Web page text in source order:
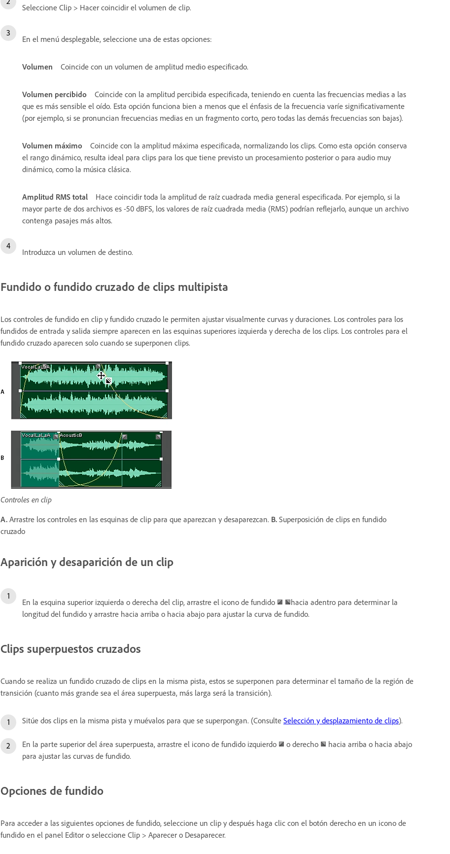
Seleccione Clip > Hacer coincidir el volumen de clip.
En el menú desplegable, seleccione una de estas opciones:
Volumen Coincide con un volumen de amplitud medio especificado.
Volumen percibido
Coincide con la amplitud percibida especificada, teniendo en cuenta las frecuencias medias a las
que es más sensible el oído. Esta opción funciona bien a menos que el énfasis de la frecuencia varíe significativamente
(por ejemplo, si se pronuncian frecuencias medias en un fragmento corto, pero todas las demás frecuencias son bajas).
Volumen máximo
Coincide con la amplitud máxima especificada, normalizando los clips. Como esta opción conserva
el rango dinámico, resulta ideal para clips para los que tiene previsto un procesamiento posterior o para audio muy
dinámico, como la música clásica.
Amplitud RMS total
Hace coincidir toda la amplitud de raíz cuadrada media general especificada. Por ejemplo, si la
mayor parte de dos archivos es -50 dBFS, los valores de raíz cuadrada media (RMS) podrían reflejarlo, aunque un archivo
contenga pasajes más altos.
Introduzca un volumen de destino.
Fundido o fundido cruzado de clips multipista
Los controles de fundido en clip y fundido cruzado le permiten ajustar visualmente curvas y duraciones. Los controles para los
fundidos de entrada y salida siempre aparecen en las esquinas superiores izquierda y derecha de los clips. Los controles para el
fundido cruzado aparecen solo cuando se superponen clips.
Controles en clip
A. Arrastre los controles en las esquinas de clip para que aparezcan y desaparezcan. B. Superposición de clips en fundido
cruzado
Aparición y desaparición de un clip
En la esquina superior izquierda o derecha del clip, arrastre el icono de fundido
hacia adentro para determinar la
longitud del fundido y arrastre hacia arriba o hacia abajo para ajustar la curva de fundido.
Clips superpuestos cruzados
Cuando se realiza un fundido cruzado de clips en la misma pista, estos se superponen para determinar el tamaño de la región de
transición (cuanto más grande sea el área superpuesta, más larga será la transición).
Sitúe dos clips en la misma pista y muévalos para que se superpongan. (Consulte Selección y desplazamiento de clips).
En la parte superior del área superpuesta, arrastre el icono de fundido izquierdo o derecho
hacia arriba o hacia abajo
para ajustar las curvas de fundido.
Opciones de fundido
Para acceder a las siguientes opciones de fundido, seleccione un clip y después haga clic con el botón derecho en un icono de
fundido en el panel Editor o seleccione Clip > Aparecer o Desaparecer.